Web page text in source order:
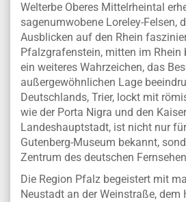
Welterbe Oberes Mittelrheintal
sagenumwobene Loreley-Felsen,
Ausblicken auf den Rhein
Pfalzgrafenstein, mitten im Rhein
ein weiteres Wahrzeichen, das
außergewöhnlichen Lage
Deutschlands, Trier, lockt mit
wie der Porta Nigra und den
Landeshauptstadt, ist nicht nur
Gutenberg-Museum bekannt,
Zentrum des deutschen
Die Region Pfalz begeistert mit
Neustadt an der Weinstraße,